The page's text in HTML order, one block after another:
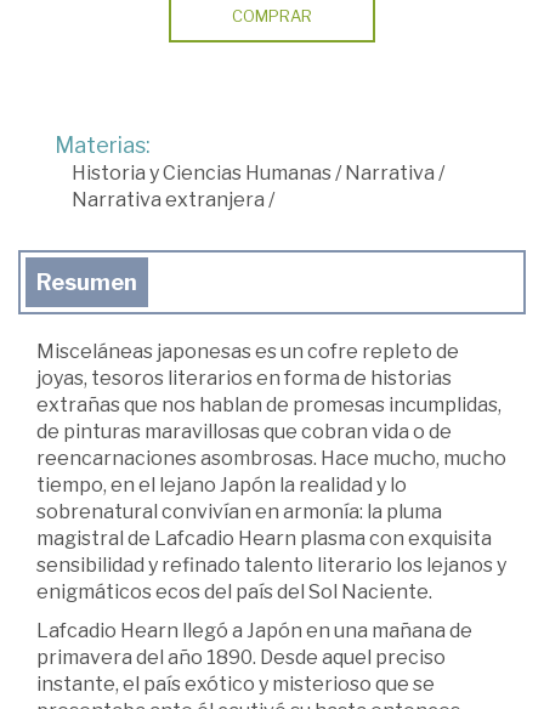
COMPRAR
Materias:
Historia y Ciencias Humanas/ Narrativa /
Narrativa extranjera /
Resumen
Misceláneas japonesas es un cofre repleto de
joyas, tesoros literarios en forma de historias
extrañas que nos hablan de promesas incumplidas,
de pinturas maravillosas que cobran vida o de
reencarnaciones asombrosas. Hace mucho, mucho
tiempo, en el lejano Japón la realidad y lo
sobrenatural convivían en armonía: la pluma
magistral de Lafcadio Hearn plasma con exquisita
sensibilidad y refinado talento literario los lejanos y
enigmáticos ecos del país del Sol Naciente.
Lafcadio Hearn llegó a Japón en una mañana de
primavera del año 1890. Desde aquel preciso
instante, el país exótico y misterioso que se